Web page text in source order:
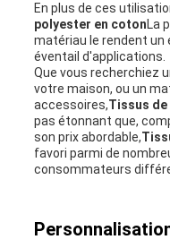
En plus de ces
polyester en cotonLa
matériau le rendent un
éventail d'applications.
Que vous recherchiez
votre maison, ou un
accessoires,Tissus
pas étonnant que,
son prix abordable,
favori parmi de
consommateurs